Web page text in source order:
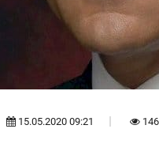
15.05.2020 09:21